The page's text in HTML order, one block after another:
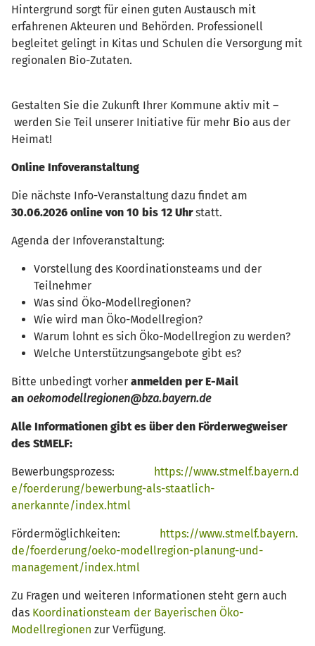
Hintergrund sorgt für einen guten Austausch mit
erfahrenen Akteuren und Behörden. Professionell
begleitet gelingt in Kitas und Schulen die Versorgung mit
regionalen Bio-Zutaten.
Gestalten Sie die Zukunft Ihrer Kommune aktiv mit –
werden Sie Teil unserer Initiative für mehr Bio aus der
Heimat!
Online Infoveranstaltung
Die nächste Info-Veranstaltung dazu findet am
30.06.2026 online von 10 bis 12 Uhrstatt.
Agenda der Infoveranstaltung:
Vorstellung des Koordinationsteams und der
Teilnehmer
Was sind Öko-Modellregionen?
Wie wird man Öko-Modellregion?
Warum lohnt es sich Öko-Modellregion zu werden?
Welche Unterstützungsangebote gibt es?
Bitte unbedingt vorher anmelden per E-Mail
an oekomodellregionen@bza.bayern.de
Alle Informationen gibt es über den Förderwegweiser
des StMELF:
Bewerbungsprozess: https://www.stmelf.bayern.d
e/foerderung/bewerbung-als-staatlich-
anerkannte/index.html
Fördermöglichkeiten: https://www.stmelf.bayern.
de/foerderung/oeko-modellregion-planung-und-
management/index.html
Zu Fragen und weiteren Informationen steht gern auch
das Koordinationsteam der Bayerischen Öko-
Modellregionen zur Verfügung.